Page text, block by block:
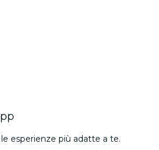
esperienze più adatte a te.